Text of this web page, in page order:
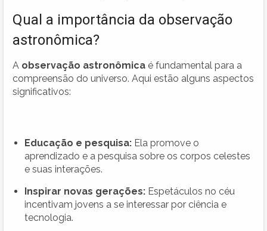
Qual a importância da observação
astronômica?
A observação astronômica é fundamental para a
compreensão do universo. Aqui estão alguns aspectos
significativos:
Educação e pesquisa: Ela promove o
aprendizado e a pesquisa sobre os corpos celestes
e suas interações.
Inspirar novas gerações: Espetáculos no céu
incentivam jovens a se interessar por ciência e
tecnologia.